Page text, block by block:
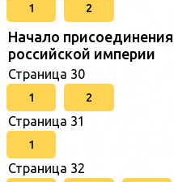
1 2
Начало присоединения
российской империи
Страница 30
1 2
Страница 31
1
Страница 32